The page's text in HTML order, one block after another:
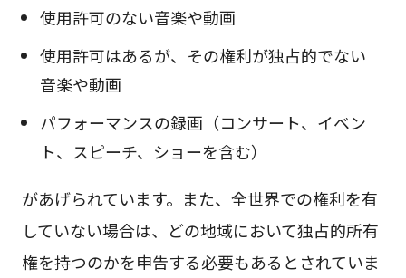
使用許可のない音楽や動画
使用許可はあるが、その権利が独占的でない
音楽や動画
パフォーマンスの録画（コンサート、イベン
ト、スピーチ、ショーを含む）
があげられています。また、全世界での権利を有
していない場合は、どの地域において独占的所有
権を持つのかを申告する必要もあるとされていま